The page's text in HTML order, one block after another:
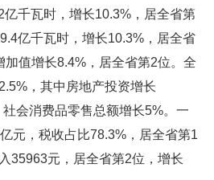
千瓦时，增长10.3%，居全省第
亿千瓦时，增长10.3%，居全省
值增长8.4%，居全省第2位。全
，其中房地产投资增长
会消费品零售总额增长5%。一
元，税收占比78.3%，居全省第1
35963元，居全省第2位，增长